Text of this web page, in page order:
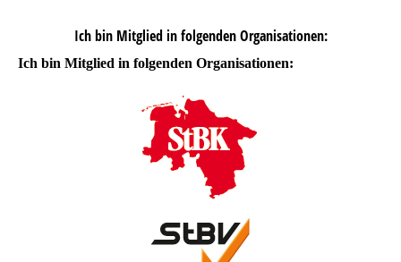
Ich bin Mitglied in folgenden Organisationen:
Ich bin Mitglied in folgenden Organisationen: